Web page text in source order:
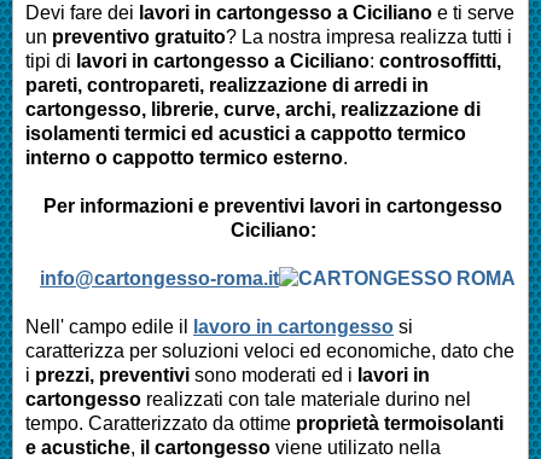
Devi fare dei lavori in cartongesso a Ciciliano e ti serve
un preventivo gratuito? La nostra impresa realizza tutti i
tipi di lavori in cartongesso a Ciciliano: controsoffitti,
pareti, contropareti, realizzazione di arredi in
cartongesso, librerie, curve, archi, realizzazione di
isolamenti termici ed acustici a cappotto termico
interno o cappotto termico esterno.
Per informazioni e preventivi lavori in cartongesso
Ciciliano:
info@cartongesso-roma.it
Nell' campo edile il lavoro in cartongesso si
caratterizza per soluzioni veloci ed economiche, dato che
i prezzi, preventivi sono moderati ed i lavori in
cartongesso realizzati con tale materiale durino nel
tempo. Caratterizzato da ottime proprietà termoisolanti
e acustiche, il cartongesso viene utilizato nella